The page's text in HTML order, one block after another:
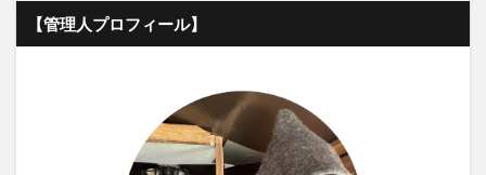
【管理人プロフィール】